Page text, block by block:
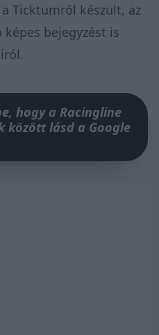
Ticktumról készült, az
bejegyzést is
hogy a Racingline
között lásd a Google